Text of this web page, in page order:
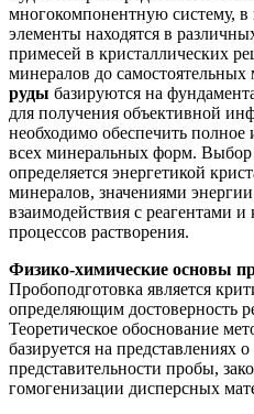
многокомпонентную систему, в
элементы находятся в
примесей в кристаллических
минералов до
руды базируются на
для получения объективной
необходимо обеспечить полное
всех минеральных форм. Выбор
определяется энергетикой
минералов, значениями
взаимодействия с реагентами
процессов растворения.
Физико-химические основы
Пробоподготовка является
определяющим достоверность
Теоретическое обоснование
базируется на представлениях о
представительности пробы,
гомогенизации дисперсных